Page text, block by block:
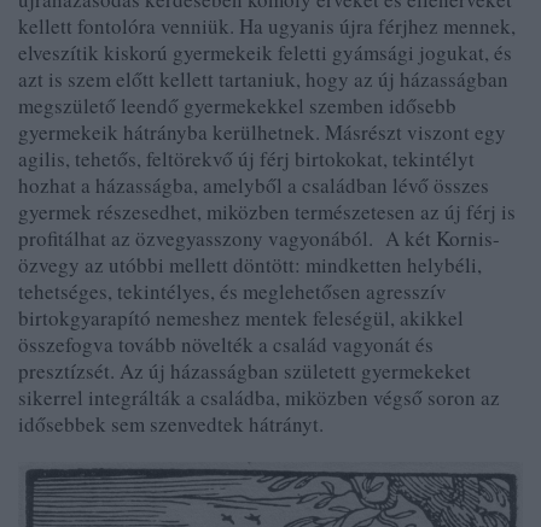
kellett fontolóra venniük. Ha ugyanis újra férjhez mennek,
elveszítik kiskorú gyermekeik feletti gyámsági jogukat, és
azt is szem előtt kellett tartaniuk, hogy az új házasságban
megszülető leendő gyermekekkel szemben idősebb
gyermekeik hátrányba kerülhetnek. Másrészt viszont egy
agilis, tehetős, feltörekvő új férj birtokokat, tekintélyt
hozhat a házasságba, amelyből a családban lévő összes
gyermek részesedhet, miközben természetesen az új férj is
profitálhat az özvegyasszony vagyonából. A két Kornis-
özvegy az utóbbi mellett döntött: mindketten helybéli,
tehetséges, tekintélyes, és meglehetősen agresszív
birtokgyarapító nemeshez mentek feleségül, akikkel
összefogva tovább növelték a család vagyonát és
presztízsét. Az új házasságban született gyermekeket
sikerrel integrálták a családba, miközben végső soron az
idősebbek sem szenvedtek hátrányt.